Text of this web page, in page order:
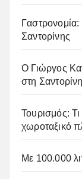
Σαντορίνης
Ο Γιώργος
στη Σαντορίνη
Τουρισμός: Τι
χωροταξικό
Με 100.000